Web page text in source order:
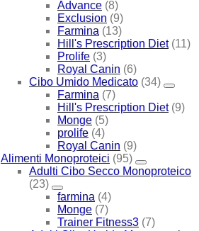
Advance (8)
Exclusion (9)
Farmina (13)
Hill's Prescription Diet (11)
Prolife (3)
Royal Canin (6)
Cibo Umido Medicato (34)
Farmina (7)
Hill's Prescription Diet (9)
Monge (5)
prolife (4)
Royal Canin (9)
Alimenti Monoproteici (95)
Adulti Cibo Secco Monoproteico
(23)
farmina (4)
Monge (7)
Trainer Fitness3 (7)